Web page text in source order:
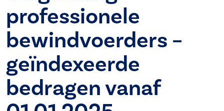
professionele
bewindvoerders –
geïndexeerde
bedragen vanaf